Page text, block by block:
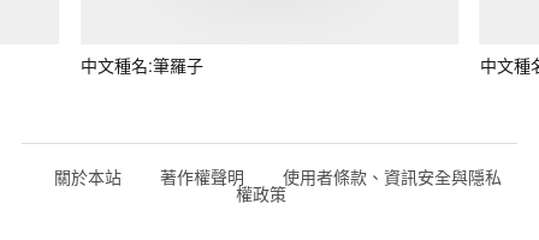
中文種名:筆羅子 中文種
關於本站 著作權聲明 使用者條款、資訊安全與隱私
權政策